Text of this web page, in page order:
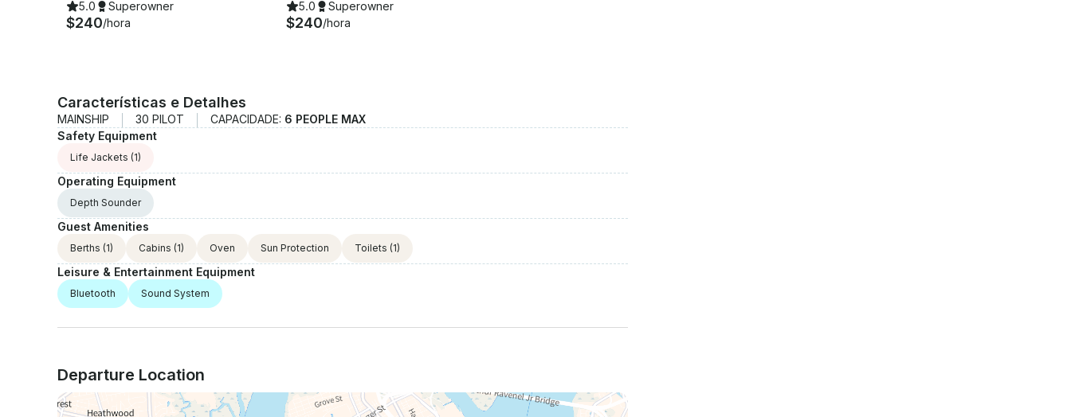
5.0 Superowner
$240/hora
5.0 Superowner
$240/hora
Características e Detalhes
MAINSHIP 30 PILOT CAPACIDADE: 6 PEOPLE MAX
Safety Equipment
Life Jackets (1)
Operating Equipment
Depth Sounder
Guest Amenities
Berths (1) Cabins (1) Oven Sun Protection Toilets (1)
Leisure & Entertainment Equipment
Bluetooth Sound System
Departure Location